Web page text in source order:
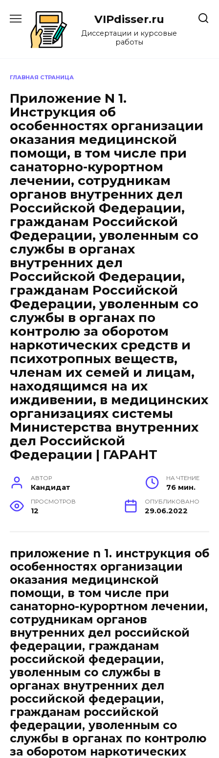
содержанию
VIPdisser.ru
Диссертации и курсовые
работы
ГЛАВНАЯ СТРАНИЦА
Приложение N 1.
Инструкция об
особенностях организации
оказания медицинской
помощи, в том числе при
санаторно-курортном
лечении, сотрудникам
органов внутренних дел
Российской Федерации,
гражданам Российской
Федерации, уволенным со
службы в органах
внутренних дел
Российской Федерации,
гражданам Российской
Федерации, уволенным со
службы в органах по
контролю за оборотом
наркотических средств и
психотропных веществ,
членам их семей и лицам,
находящимся на их
иждивении, в медицинских
организациях системы
Министерства внутренних
дел Российской
Федерации | ГАРАНТ
АВТОР
Кандидат
НА ЧТЕНИЕ
76 мин.
ПРОСМОТРОВ
12
ОПУБЛИКОВАНО
29.06.2022
приложение n 1. инструкция об
особенностях организации
оказания медицинской
помощи, в том числе при
санаторно-курортном лечении,
сотрудникам органов
внутренних дел российской
федерации, гражданам
российской федерации,
уволенным со службы в
органах внутренних дел
российской федерации,
гражданам российской
федерации, уволенным со
службы в органах по контролю
за оборотом наркотических